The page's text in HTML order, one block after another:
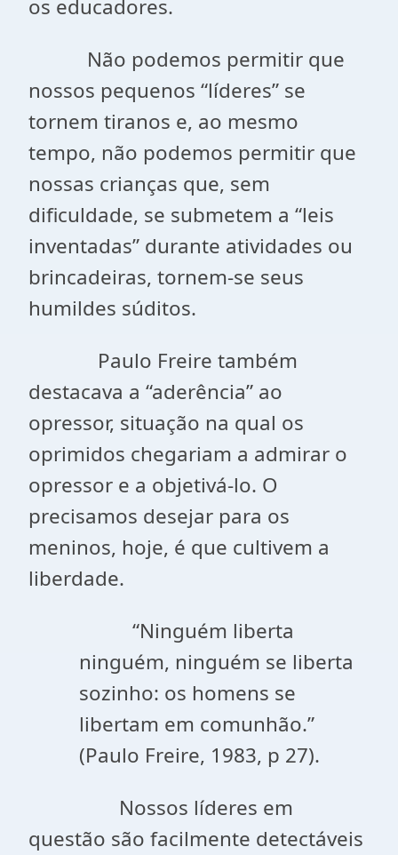
os educadores.
Não podemos permitir que
nossos pequenos “líderes” se
tornem tiranos e, ao mesmo
tempo, não podemos permitir que
nossas crianças que, sem
dificuldade, se submetem a “leis
inventadas” durante atividades ou
brincadeiras, tornem-se seus
humildes súditos.
Paulo Freire também
destacava a “aderência” ao
opressor, situação na qual os
oprimidos chegariam a admirar o
opressor e a objetivá-lo. O
precisamos desejar para os
meninos, hoje, é que cultivem a
liberdade.
“Ninguém liberta
ninguém, ninguém se liberta
sozinho: os homens se
libertam em comunhão.”
(Paulo Freire, 1983, p 27).
Nossos líderes em
questão são facilmente detectáveis